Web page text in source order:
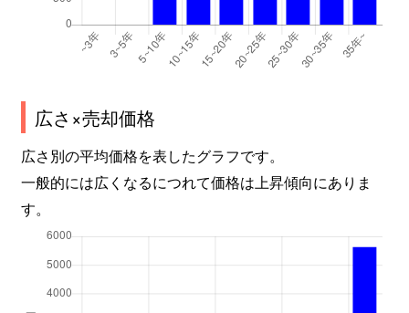
広さ×売却価格
広さ別の平均価格を表したグラフです。
一般的には広くなるにつれて価格は上昇傾向にありま
す。